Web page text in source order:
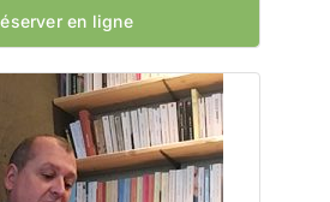
en ligne